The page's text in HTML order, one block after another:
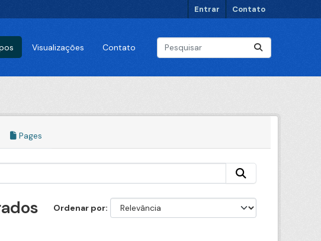
Entrar Contato
Visualizações Contato
Pages
Ordenar por